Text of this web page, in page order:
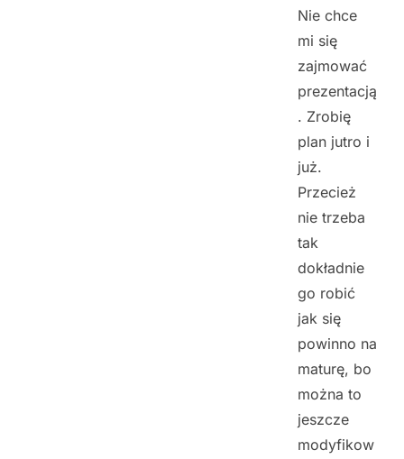
Nie chce
mi się
zajmować
prezentacją
. Zrobię
plan jutro i
już.
Przecież
nie trzeba
tak
dokładnie
go robić
jak się
powinno na
maturę, bo
można to
jeszcze
modyfikow